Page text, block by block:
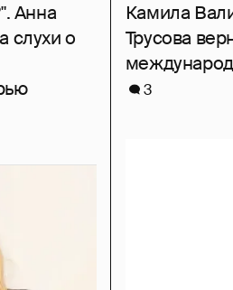
Анна
слухи о
Камила
Трусова
3